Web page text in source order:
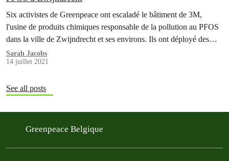
Six activistes de Greenpeace ont escaladé le bâtiment de 3M,
l'usine de produits chimiques responsable de la pollution au PFOS
dans la ville de Zwijndrecht et ses environs. Ils ont déployé des
banderoles, exigeant que l'entreprise indemnise les victimes de la
pollution.
Sarah Jacobs
14 juillet 2021
See all posts
Greenpeace Belgique